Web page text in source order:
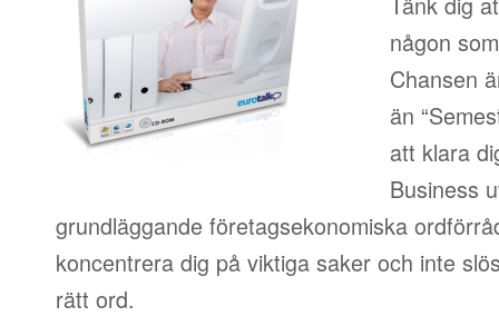
någon
Chansen
än
att klara
Business
grundläggande företagsekonomiska
koncentrera dig på viktiga saker och inte
rätt ord.